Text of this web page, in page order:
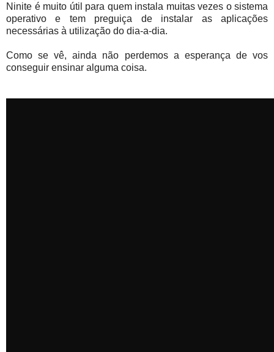
Ninite é muito útil para quem instala muitas vezes o sistema
operativo e tem preguiça de instalar as aplicações
necessárias à utilização do dia-a-dia.
Como se vê, ainda não perdemos a esperança de vos
conseguir ensinar alguma coisa.